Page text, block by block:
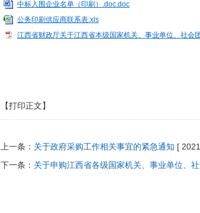
中标入围企业名单（印刷）.doc.doc
公务印刷供应商联系表.xls
江西省财政厅关于江西省本级国家机关、事业单位、社
【打印正文】
上一条： 关于政府采购工作相关事宜的紧急通知 [
下一条： 关于申购江西省各级国家机关、事业单位、